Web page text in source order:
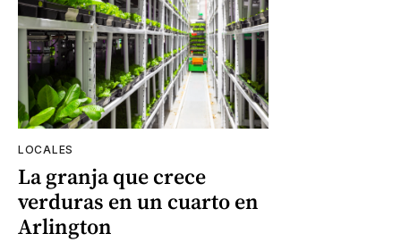
LOCALES
La granja que crece
verduras en un cuarto en
Arlington